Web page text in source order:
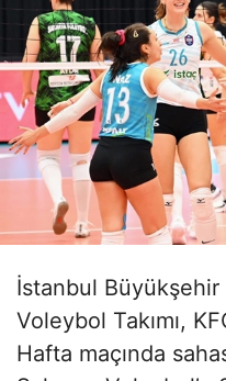
İstanbul Büyükşehir
Voleybol Takımı,
Hafta maçında